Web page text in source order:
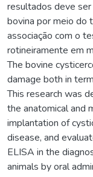
resultados deve ser
bovina por meio do
associação com o
rotineiramente em
The bovine
damage both in
This research was
the anatomical and
implantation of
disease, and
ELISA in the
animals by oral